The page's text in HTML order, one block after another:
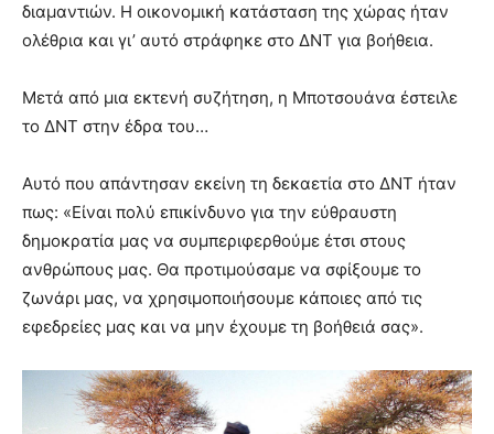
διαμαντιών. Η οικονομική κατάσταση της χώρας ήταν
ολέθρια και γι’ αυτό στράφηκε στο ΔΝΤ για βοήθεια.
Μετά από μια εκτενή συζήτηση, η Μποτσουάνα έστειλε
το ΔΝΤ στην έδρα του…
Αυτό που απάντησαν εκείνη τη δεκαετία στο ΔΝΤ ήταν
πως: «Είναι πολύ επικίνδυνο για την εύθραυστη
δημοκρατία μας να συμπεριφερθούμε έτσι στους
ανθρώπους μας. Θα προτιμούσαμε να σφίξουμε το
ζωνάρι μας, να χρησιμοποιήσουμε κάποιες από τις
εφεδρείες μας και να μην έχουμε τη βοήθειά σας».